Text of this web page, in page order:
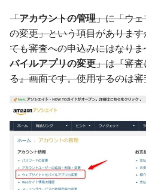
「アカウントの管理」に「ウェ
の変更」という項目があります
ても審査への申込みにはなりま
バイルアプリの変更」は『審査
る』画面です。使用するのは